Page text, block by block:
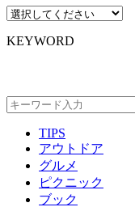
KEYWORD
TIPS
アウトドア
グルメ
ピクニック
ブック